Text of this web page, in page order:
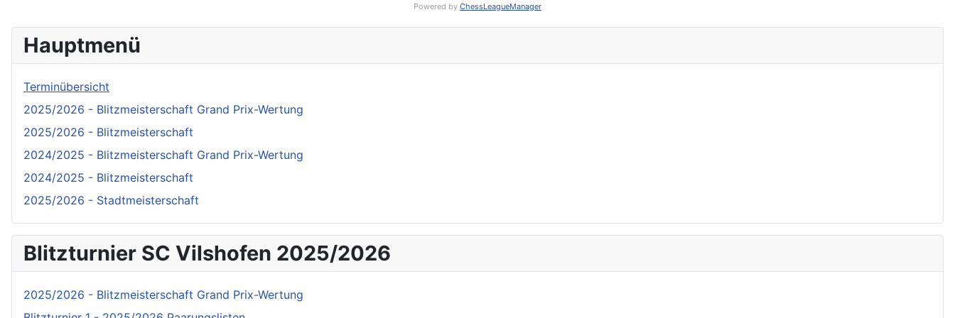
Powered by ChessLeagueManager
Hauptmenü
Terminübersicht
2025/2026 - Blitzmeisterschaft Grand Prix-Wertung
2025/2026 - Blitzmeisterschaft
2024/2025 - Blitzmeisterschaft Grand Prix-Wertung
2024/2025 - Blitzmeisterschaft
2025/2026 - Stadtmeisterschaft
Blitzturnier SC Vilshofen 2025/2026
2025/2026 - Blitzmeisterschaft Grand Prix-Wertung